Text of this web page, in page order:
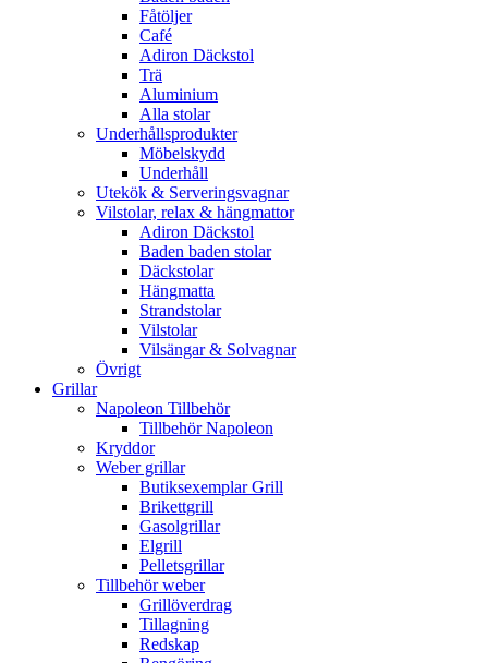
Fåtöljer
Café
Adiron Däckstol
Trä
Aluminium
Alla stolar
Underhållsprodukter
Möbelskydd
Underhåll
Utekök & Serveringsvagnar
Vilstolar, relax & hängmattor
Adiron Däckstol
Baden baden stolar
Däckstolar
Hängmatta
Strandstolar
Vilstolar
Vilsängar & Solvagnar
Övrigt
Grillar
Napoleon Tillbehör
Tillbehör Napoleon
Kryddor
Weber grillar
Butiksexemplar Grill
Brikettgrill
Gasolgrillar
Elgrill
Pelletsgrillar
Tillbehör weber
Grillöverdrag
Tillagning
Redskap